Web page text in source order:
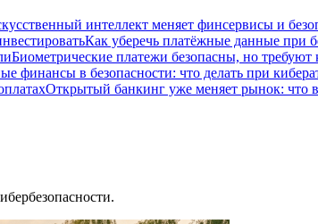
интеллект меняет финсервисы и
Как уберечь платёжные данные при
Биометрические платежи безопасны, но требуют
финансы в безопасности: что делать при
Открытый банкинг уже меняет рынок: что